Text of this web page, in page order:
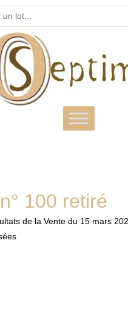
100 retiré
de la Vente du 15 mars